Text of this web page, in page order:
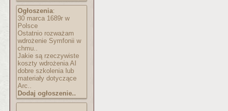
Ogłoszenia:
30 marca 1689r w
Polsce
Ostatnio rozważam
wdrożenie Symfonii w
chmu..
Jakie są rzeczywiste
koszty wdrożenia AI
dobre szkolenia lub
materiały dotyczące
Arc..
Dodaj ogłoszenie..